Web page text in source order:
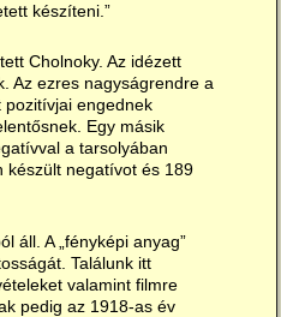
készíteni.”
Cholnoky. Az idézett
Az ezres nagyságrendre a
engednek
Egy másik
a tarsolyában
készült negatívot és 189
áll. A „fényképi anyag”
Találunk itt
valamint filmre
pedig az 1918-as év